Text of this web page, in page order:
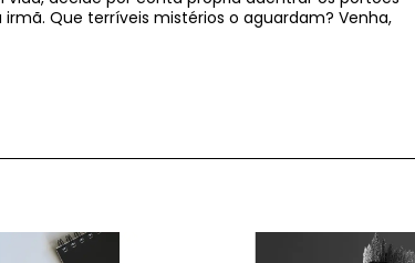
Que terríveis mistérios o aguardam? Venha,